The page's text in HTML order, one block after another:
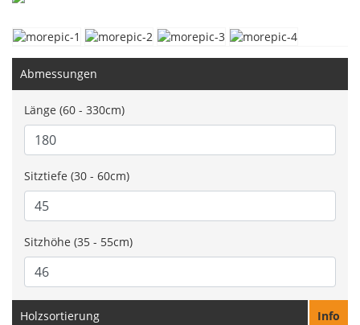
Abmessungen
Länge (60 - 330cm)
Sitztiefe (30 - 60cm)
Sitzhöhe (35 - 55cm)
Holzsortierung Info